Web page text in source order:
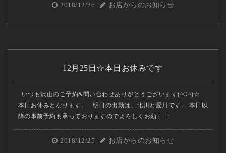
2018/12/26 お店からのお知らせ
12月25日☆本日お休みです
いつも沢山のご予約&問い合わせありがとうございます(^O^)☆
本日お休みとなります。 明日の出勤は、北川と愛川です。 本日以
降の事前予約も承っておりますのでよろしくお願 […]
2018/12/25 お店からのお知らせ